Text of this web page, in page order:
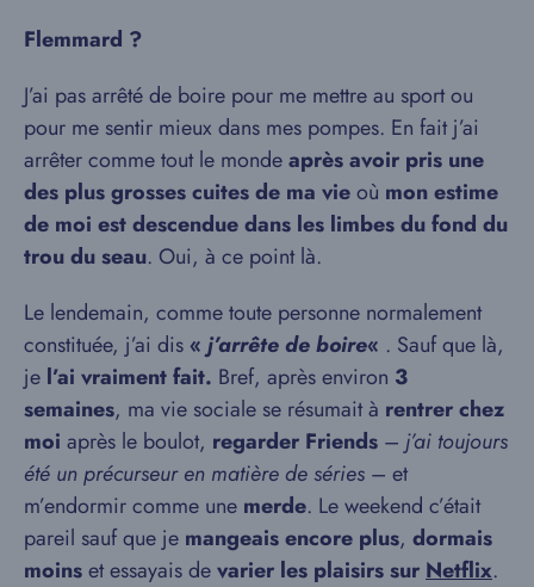
Flemmard ?
J’ai pas arrêté de boire pour me mettre au sport ou
pour me sentir mieux dans mes pompes. En fait j’ai
arrêter comme tout le mondeaprès avoir pris une
des plus grosses cuites de ma vieoù mon estime
de moi est descendue dans les limbes du fond du
trou du seau. Oui, à ce point là.
Le lendemain, comme toute personne normalement
constituée, j’ai dis« j’arrête de boire« . Sauf que là,
je l’ai vraiment fait. Bref, après environ 3
semaines, ma vie sociale se résumait à rentrer chez
moi après le boulot, regarder Friends – j’ai toujours
été un précurseur en matière de séries – et
m’endormir comme une merde. Le weekend c’était
pareil sauf que je mangeais encore plus, dormais
moinset essayais devarier les plaisirs sur Netflix.